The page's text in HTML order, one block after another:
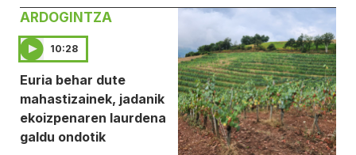
ARDOGINTZA
10:28
Euria behar dute
mahastizainek, jadanik
ekoizpenaren laurdena
galdu ondotik